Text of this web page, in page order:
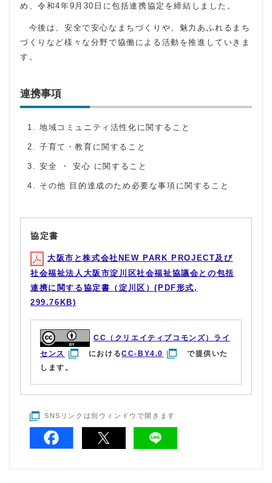
め、令和4年9月30日に包括連携協定を締結しました。
今後は、安全で安心なまちづくりや、魅力あふれるまち
づくりなど様々な分野で協働による活動を推進していきま
す。
連携事項
地域コミュニティ活性化に関すること
子育て・教育に関すること
安全 ・ 安心 に関すること
その他 目的達成のため必要な事項に関すること
協定書
大阪市と株式会社NEW PARK PROJECT及び
社会福祉法人大阪市淀川区社会福祉協議会との包括
連携に関する協定書（淀川区）(PDF形式,
299.76KB)
CC（クリエイティブコモンズ）ライ
センス
におけるCC-BY4.0
で提供いた
します。
SNSリンクは別ウィンドウで開きます